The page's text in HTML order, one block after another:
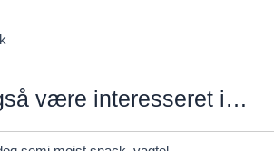
være interesseret i…